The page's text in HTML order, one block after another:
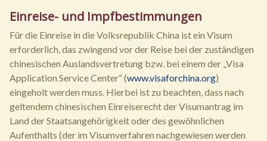
Einreise- und Impfbestimmungen
Für die Einreise in die Volksrepublik China ist ein Visum
erforderlich, das zwingend vor der Reise bei der zuständigen
chinesischen Auslandsvertretung bzw. bei einem der „Visa
Application Service Center“ (www.visaforchina.org)
eingeholt werden muss. Hierbei ist zu beachten, dass nach
geltendem chinesischen Einreiserecht der Visumantrag im
Land der Staatsangehörigkeit oder des gewöhnlichen
Aufenthalts (der im Visumverfahren nachgewiesen werden